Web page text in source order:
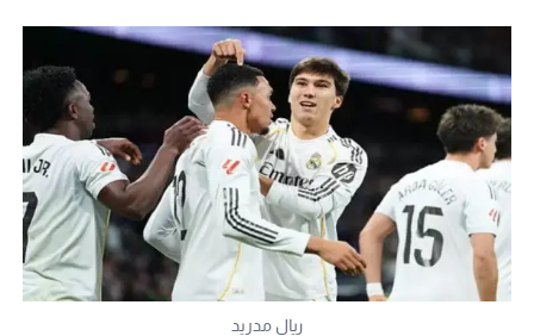
ريال مدريد